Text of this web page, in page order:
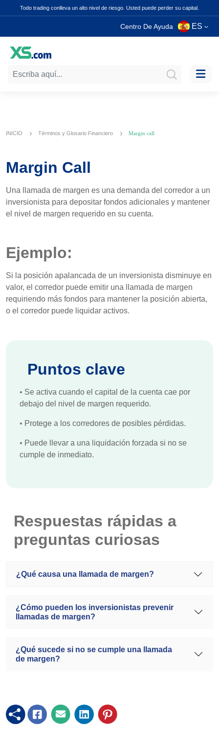
Todo trading conlleva un alto nivel de riesgo. Usted puede perder su capital.
Centro De Ayuda ES
INICIO Términos y Glosario Financiero Margin call
Margin Call
Una llamada de margen es una demanda del corredor a un
inversionista para depositar fondos adicionales y mantener
el nivel de margen requerido en su cuenta.
Ejemplo:
Si la posición apalancada de un inversionista disminuye en
valor, el corredor puede emitir una llamada de margen
requiriendo más fondos para mantener la posición abierta,
o el corredor puede liquidar activos.
Puntos clave
• Se activa cuando el capital de la cuenta cae por
debajo del nivel de margen requerido.
• Protege a los corredores de posibles pérdidas.
• Puede llevar a una liquidación forzada si no se
cumple de inmediato.
Respuestas rápidas a
preguntas curiosas
¿Qué causa una llamada de margen?
¿Cómo pueden los inversionistas prevenir
llamadas de margen?
¿Qué sucede si no se cumple una llamada
de margen?